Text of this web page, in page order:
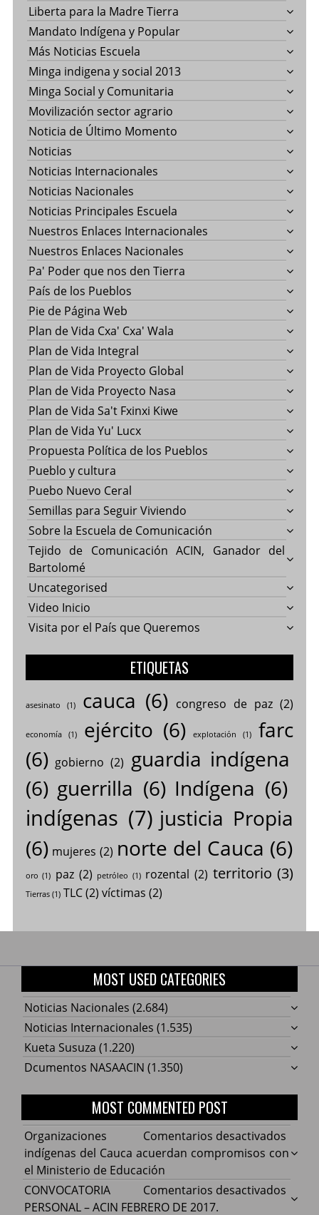
Liberta para la Madre Tierra
Mandato Indígena y Popular
Más Noticias Escuela
Minga indigena y social 2013
Minga Social y Comunitaria
Movilización sector agrario
Noticia de Último Momento
Noticias
Noticias Internacionales
Noticias Nacionales
Noticias Principales Escuela
Nuestros Enlaces Internacionales
Nuestros Enlaces Nacionales
Pa' Poder que nos den Tierra
País de los Pueblos
Pie de Página Web
Plan de Vida Cxa' Cxa' Wala
Plan de Vida Integral
Plan de Vida Proyecto Global
Plan de Vida Proyecto Nasa
Plan de Vida Sa't Fxinxi Kiwe
Plan de Vida Yu' Lucx
Propuesta Política de los Pueblos
Pueblo y cultura
Puebo Nuevo Ceral
Semillas para Seguir Viviendo
Sobre la Escuela de Comunicación
Tejido de Comunicación ACIN, Ganador del
Bartolomé
Uncategorised
Video Inicio
Visita por el País que Queremos
ETIQUETAS
asesinato (1) cauca (6) congreso de paz(2)
economía(1) ejército (6) explotación (1)
farc
(6) gobierno (2) guardia indígena
(6) guerrilla (6) Indígena (6)
indígenas (7) justicia Propia
(6) mujeres (2) norte del Cauca (6)
oro (1) paz (2) petróleo (1) rozental (2) territorio (3)
Tierras(1) TLC(2) víctimas (2)
MOST USED CATEGORIES
Noticias Nacionales (2.684)
Noticias Internacionales (1.535)
Kueta Susuza (1.220)
Dcumentos NASAACIN (1.350)
MOST COMMENTED POST
Comentarios desactivados
Cauca
Organizaciones
indígenas del Cauca acuerdan compromisos con
el Ministerio de Educación
Comentarios desactivados
CONVOCATORIA
PERSONAL – ACIN FEBRERO DE 2017.